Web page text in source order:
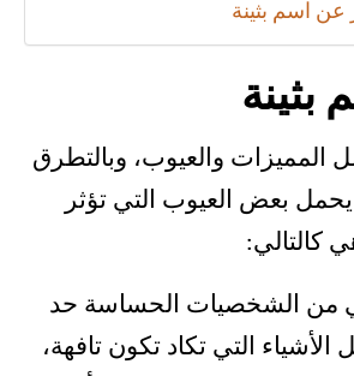
عن اسم بثينة
والعيوب، وبالتطرق
يحمل بعض العيوب التي تؤثر
كالتالي:
من الشخصيات الحساسة حد
الأشياء التي تكاد تكون تافهة،